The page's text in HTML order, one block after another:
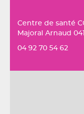
Centre de santé
Majoral Arnaud
04 92 70 54 62